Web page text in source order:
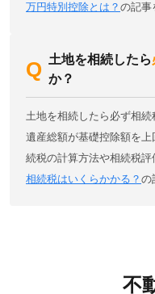
万円特別控除とは？ の記事
土地を相続したら
か？
土地を相続したら必ず相続
遺産総額が基礎控除額を
続税の計算方法や相続税
相続税はいくらかかる？ の
不